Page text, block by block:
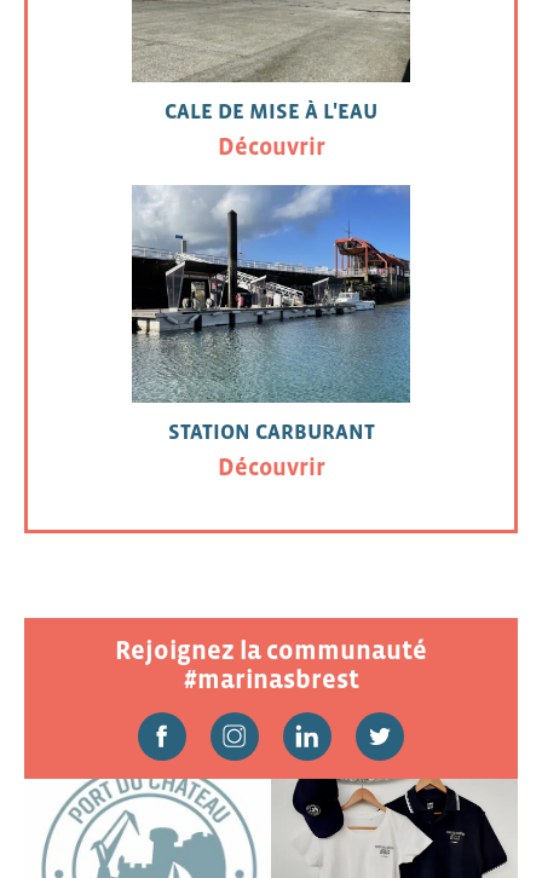
CALE DE MISE À L'EAU
Découvrir
STATION CARBURANT
Découvrir
Rejoignez la communauté
#marinasbrest